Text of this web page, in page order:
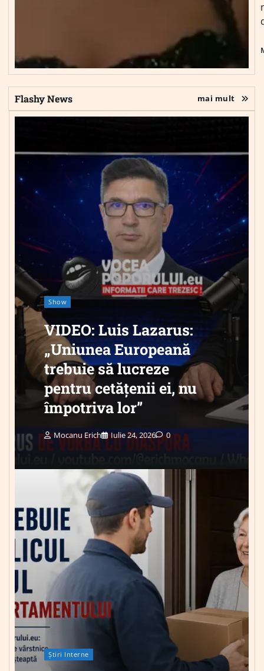
Flashy News mai mult
Show
VIDEO: Luis Lazarus:
„Uniunea Europeană
trebuie să lucreze
pentru cetățenii ei, nu
împotriva lor”
Mocanu Erich Iulie 24, 2026 0
Știri Interne